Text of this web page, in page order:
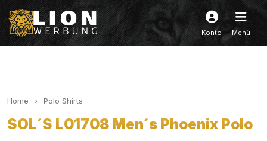
Konto Menü
Home Polo Shirts
SOL´S L01708 Men´s Phoenix Polo